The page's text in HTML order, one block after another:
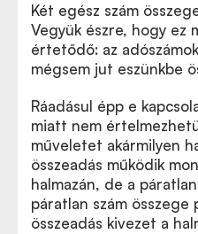
Két egész szám
Vegyük észre, hogy ez
értetődő: az
mégsem jut eszünkbe
Ráadásul épp e
miatt nem
műveletet akármilyen
összeadás működik
halmazán, de a
páratlan szám összege
összeadás kivezet a